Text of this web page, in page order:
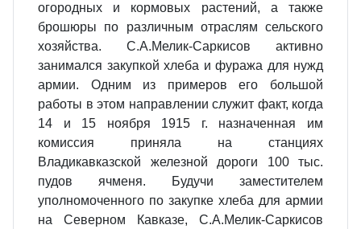
огородных и кормовых растений, а также
брошюры по различным отраслям сельского
хозяйства. С.А.Мелик-Саркисов активно
занимался закупкой хлеба и фуража для нужд
армии. Одним из примеров его большой
работы в этом направлении служит факт, когда
14 и 15 ноября 1915 г. назначенная им
комиссия приняла на станциях
Владикавказской железной дороги 100 тыс.
пудов ячменя. Будучи заместителем
уполномоченного по закупке хлеба для армии
на Северном Кавказе, С.А.Мелик-Саркисов